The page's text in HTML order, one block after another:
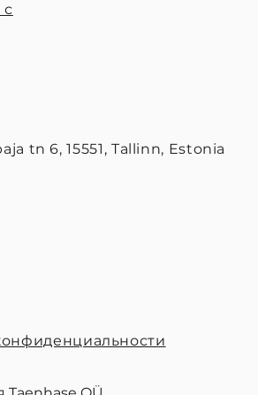
с
tn 6, 15551, Tallinn, Estonia